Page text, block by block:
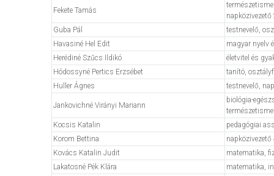
Fekete Tamás
napközivezető
Guba Pál
testnevelő,
Havasiné Hel Edit
magyar nyelv
Herédiné Szűcs Ildikó
életvitel és
Hódossyné Pertics Erzsébet
tanító,
Huller Ágnes
testnevelő,
Jankovichné Virányi Mariann
biológia-
Kocsis Katalin
pedagógiai
Korom Bettina
napközivezető
Kovács Katalin Judit
matematika,
Lakatosné Pék Klára
matematika,